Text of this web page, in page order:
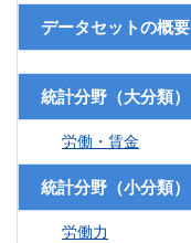
データセットの概要
統計分野（大分類）
労働・賃金
統計分野（小分類）
労働力